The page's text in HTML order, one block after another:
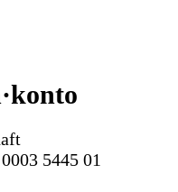
5445 01